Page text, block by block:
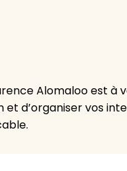
Alomaloo est à
d’organiser vos